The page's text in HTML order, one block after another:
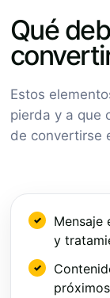
Qué
Estos
pierda y a que
de convertirse
Mensaje
y